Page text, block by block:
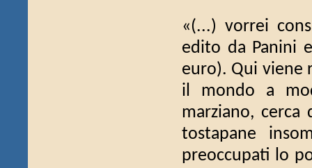
«(...) vorrei
edito da Panini
euro). Qui viene
il mondo a
marziano,
tostapane
preoccupati lo